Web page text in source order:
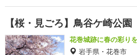
【桜・見ごろ】鳥谷ケ崎公園
花巻城跡に春の彩り
岩手県・花巻市